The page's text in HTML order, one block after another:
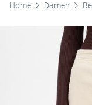
Home Damen